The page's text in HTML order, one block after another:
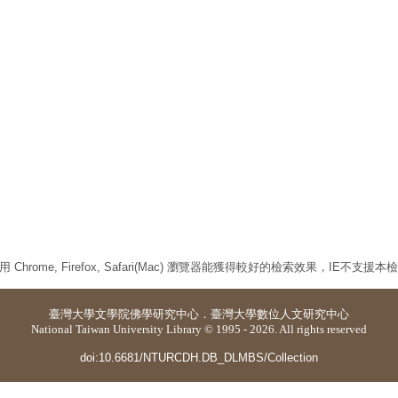
Chrome, Firefox, Safari(Mac) 瀏覽器能獲得較好的檢索效果，IE不支援本檢
臺灣大學文學院佛學研究中心 ． 臺灣大學數位人文研究中心
National Taiwan University Library © 1995 - 2026. All rights reserved
doi:10.6681/NTURCDH.DB_DLMBS/Collection